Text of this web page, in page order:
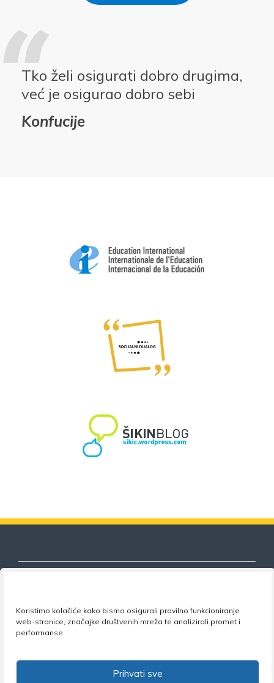
Koristimo kolačiće kako bismo osigurali pravilno funkcioniranje
web-stranice, značajke društvenih mreža te analizirali promet i
performanse.
Prihvati sve
Tko želi osigurati dobro drugima,
već je osigurao dobro sebi
Konfucije
Nezavisni sindikat znanosti i visokog
obrazovanja
Adresa: Florijana Andrašeca 18A / VI kat • 10 000
+385 1 4847 337